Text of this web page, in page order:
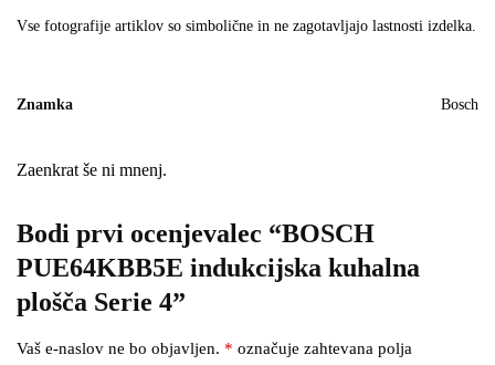
Vse fotografije artiklov so simbolične in ne zagotavljajo lastnosti izdelka.
Znamka Bosch
Zaenkrat še ni mnenj.
Bodi prvi ocenjevalec “BOSCH
PUE64KBB5E indukcijska kuhalna
plošča Serie 4”
Vaš e-naslov ne bo objavljen. * označuje zahtevana polja